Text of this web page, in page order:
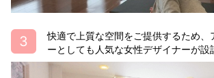
快適で上質な空間をご提供するため、
ーとしても人気な女性デザイナーが設